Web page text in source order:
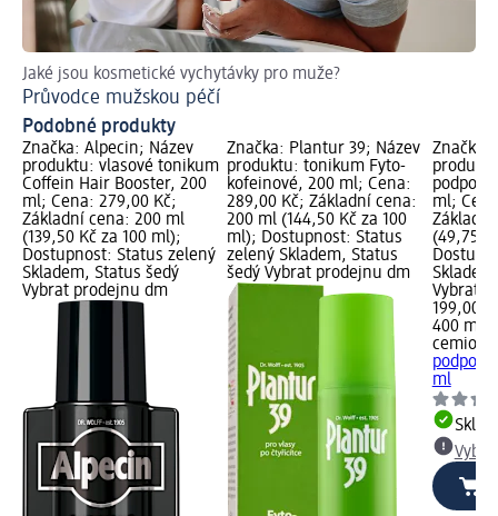
Jaké jsou kosmetické vychytávky pro muže?
Průvodce mužskou péčí
Podobné produkty
Značka: Alpecin; Název
produktu: vlasové tonikum
Coffein Hair Booster, 200
ml; Cena: 279,00 Kč;
Základní cena: 200 ml
(139,50 Kč za 100 ml);
Dostupnost: Status zelený
Skladem, Status šedý
Vybrat prodejnu dm
Značka: Plantur 39; Název
produktu: tonikum Fyto-
kofeinové, 200 ml; Cena:
289,00 Kč; Základní cena:
200 ml (144,50 Kč za 100
ml); Dostupnost: Status
zelený Skladem, Status
šedý Vybrat prodejnu dm
Značka:
ml;
(49,75
Vybrat
199,00
400 ml
cemio
ml